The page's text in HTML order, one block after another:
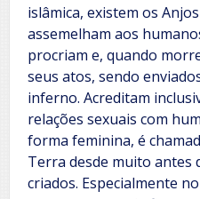
islâmica, existem os
assemelham aos
procriam e, quando
seus atos, sendo
inferno. Acreditam
relações sexuais com
forma feminina, é
Terra desde muito antes
criados. Especialmente